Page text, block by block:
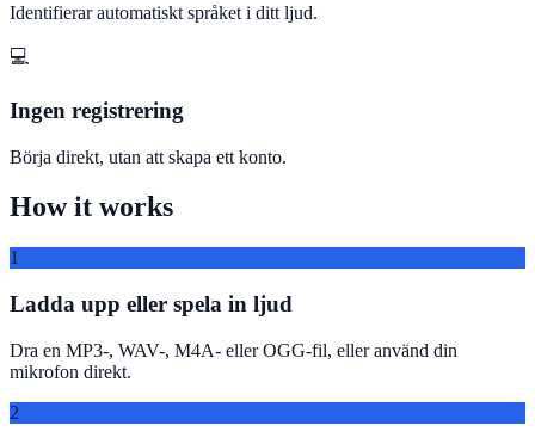
Identifierar automatiskt språket i ditt ljud.
💻
Ingen registrering
Börja direkt, utan att skapa ett konto.
How it works
1
Ladda upp eller spela in ljud
Dra en MP3-, WAV-, M4A- eller OGG-fil, eller använd din
mikrofon direkt.
2